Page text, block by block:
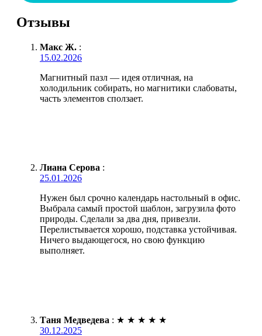
Отзывы
Макс Ж. :
15.02.2026
Магнитный пазл — идея отличная, на
холодильник собирать, но магнитики слабоваты,
часть элементов сползает.
Лиана Серова :
25.01.2026
Нужен был срочно календарь настольный в офис.
Выбрала самый простой шаблон, загрузила фото
природы. Сделали за два дня, привезли.
Перелистывается хорошо, подставка устойчивая.
Ничего выдающегося, но свою функцию
выполняет.
Таня Медведева : ★ ★ ★ ★ ★
30.12.2025